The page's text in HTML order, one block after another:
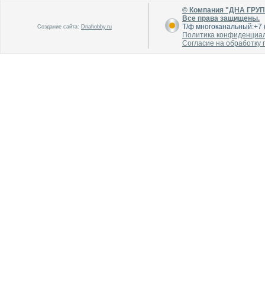
Создание сайта: Dnahobby.ru
© Компания "ДНА
Все права защищены.
Т/ф
Политика
Согласие на